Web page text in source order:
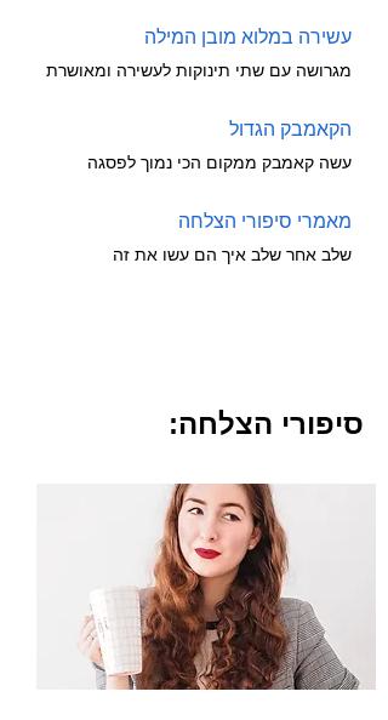
עשירה במלוא מובן המילה
מגרושה עם שתי תינוקות לעשירה ומאושרת
הקאמבק הגדול
עשה קאמבק ממקום הכי נמוך לפסגה
מאמרי סיפורי הצלחה
שלב אחר שלב איך הם עשו את זה
סיפורי הצלחה: